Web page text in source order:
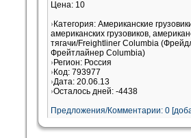
Цена: 10
Категория: Американские
американских грузовиков,
тягачи/Freightliner Columbia
Фрейтлайнер Columbia)
Регион: Россия
Код: 793977
Дата: 20.06.13
Осталось дней: -4438
Предложения/Комментарии: 0